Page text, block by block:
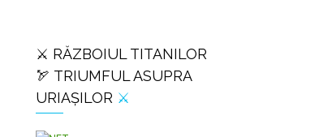
⚔️ RĂZBOIUL TITANILOR
🏹 TRIUMFUL ASUPRA
URIAȘILOR ⚔️